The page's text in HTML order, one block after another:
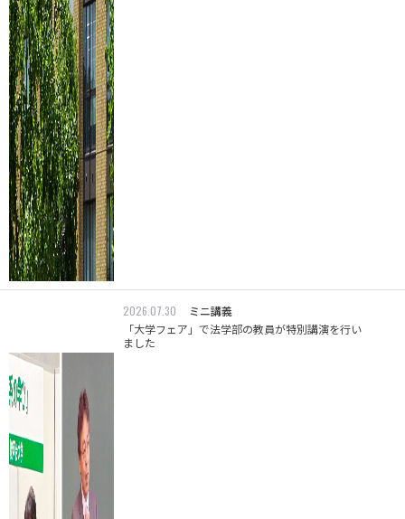
2026.07.30
ミニ講義
「大学フェア」で法学部の教員が特別講演を行い
ました